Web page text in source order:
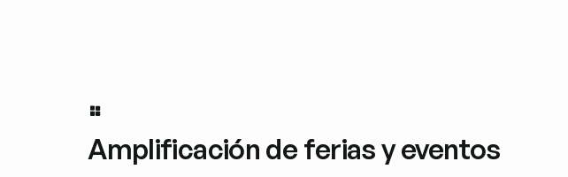
Amplificación de ferias y eventos